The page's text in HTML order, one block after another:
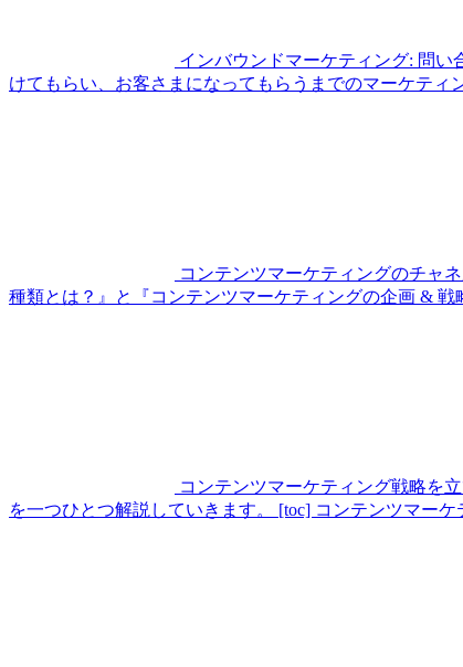
インバウンドマーケティング: 問い
けてもらい、お客さまになってもらうまでのマーケテ
コンテンツマーケティングのチャ
種類とは？』と『コンテンツマーケティングの企画 &
コンテンツマーケティング戦略を
を一つひとつ解説していきます。 [toc] コンテンツマー